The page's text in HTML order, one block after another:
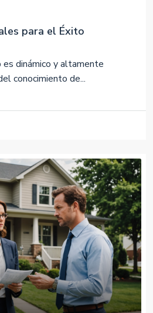
para el Éxito
es dinámico y altamente
conocimiento de...